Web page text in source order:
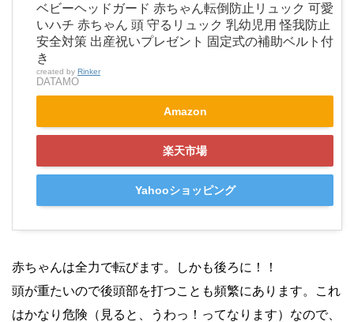
ベビーヘッドガード 赤ちゃん転倒防止リュック 可愛
いハチ 赤ちゃん 頭 守るリュック 乳幼児用 怪我防止
安全対策 出産祝いプレゼント 固定式の補助ベルト付
き
created by Rinker
DATAMO
Amazon
楽天市場
Yahooショッピング
赤ちゃんは全力で転びます。しかも後ろに！！
頭が重たいので後頭部を打つことも頻繁にあります。これ
はかなり危険（見ると、うわっ！ってなります）なので、